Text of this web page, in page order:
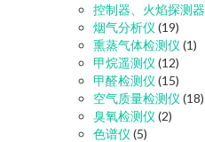
控制器、火焰探测器
烟气分析仪 (19)
熏蒸气体检测仪 (1)
甲烷遥测仪 (12)
甲醛检测仪 (15)
空气质量检测仪 (18)
臭氧检测仪 (2)
色谱仪 (5)